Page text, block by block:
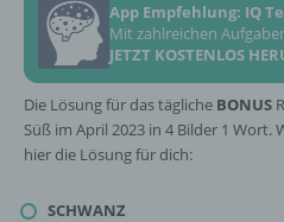
App Empfehlung: IQ
Mit zahlreichen
JETZT KOSTENLOS
Die Lösung für das tägliche BONUS
Süß im April 2023 in 4 Bilder 1
hier die Lösung für dich:
SCHWANZ